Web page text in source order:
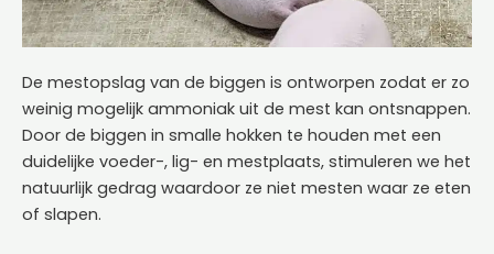
De mestopslag van de biggen is ontworpen zodat er zo
weinig mogelijk ammoniak uit de mest kan ontsnappen.
Door de biggen in smalle hokken te houden met een
duidelijke voeder-, lig- en mestplaats, stimuleren we het
natuurlijk gedrag waardoor ze niet mesten waar ze eten
of slapen.